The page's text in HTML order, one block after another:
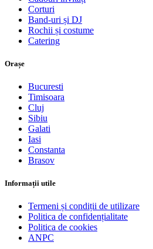
Corturi
Band-uri și DJ
Rochii și costume
Catering
Orașe
Bucuresti
Timisoara
Cluj
Sibiu
Galati
Iasi
Constanta
Brasov
Informații utile
Termeni și condiții de utilizare
Politica de confidențialitate
Politica de cookies
ANPC